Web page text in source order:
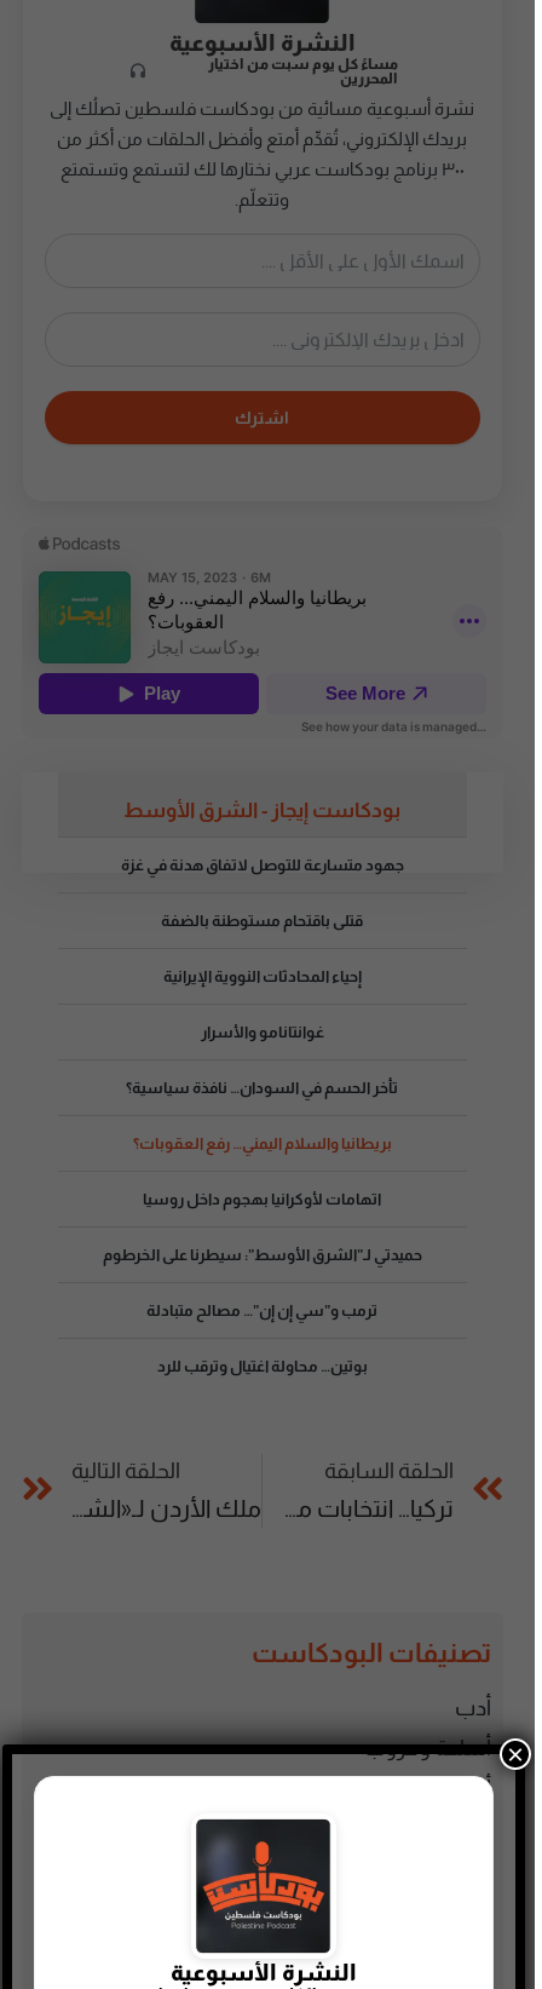
النشرة الأسبوعية
مساءً كل يوم سبت من اختيار
المحررين
نشرة أسبوعية مسائية من بودكاست فلسطين تصلُك إلى
بريدك الإلكتروني، تُقدِّم أمتع وأفضل الحلقات من أكثر من
٣٠٠ برنامج بودكاست عربي نختارها لك لتستمع وتستمتع
وتتعلّم.
اشترك
بودكاست إيجاز - الشرق الأوسط
جهود متسارعة للتوصل لاتفاق هدنة في غزة
قتلى باقتحام مستوطنة بالضفة
إحياء المحادثات النووية الإيرانية
غوانتانامو والأسرار
تأخر الحسم في السودان… نافذة سياسية؟
بريطانيا والسلام اليمني… رفع العقوبات؟
اتهامات لأوكرانيا بهجوم داخل روسيا
حميدتي لـ”الشرق الأوسط”: سيطرنا على الخرطوم
ترمب و”سي إن إن”… مصالح متبادلة
بوتين… محاولة اغتيال وترقب للرد
الحلقة السابقة
تركيا… انتخابات مصيرية
الحلقة التالية
ملك الأردن لـ«الشرق الأوسط»: النهضة السعودية ملهمة
تصنيفات البودكاست
أدب
أسلحة وحروب
ألعاب
النشرة الأسبوعية
×